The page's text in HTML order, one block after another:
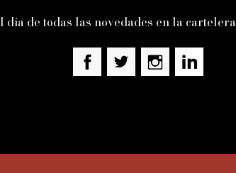
de todas las novedades en la